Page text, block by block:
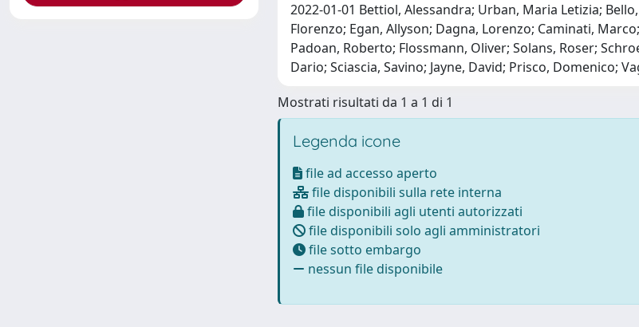
2022-01-01 Bettiol, Alessandra; Urban, Maria Letizia;
Florenzo; Egan, Allyson; Dagna, Lorenzo; Caminati,
Padoan, Roberto; Flossmann, Oliver; Solans, Roser;
Dario; Sciascia, Savino; Jayne, David; Prisco, Domenico;
Mostrati risultati da 1 a 1 di 1
Legenda icone
file ad accesso aperto
file disponibili sulla rete interna
file disponibili agli utenti autorizzati
file disponibili solo agli amministratori
file sotto embargo
nessun file disponibile